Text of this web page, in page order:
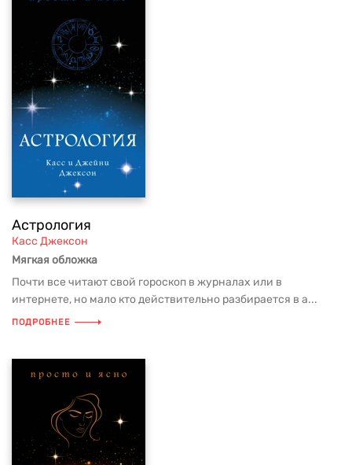
Астрология
Касс Джексон
Мягкая обложка
Почти все читают свой гороскоп в журналах или в
интернете, но мало кто действительно разбирается в а...
ПОДРОБНЕЕ